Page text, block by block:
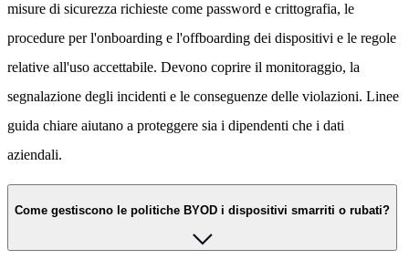
misure di sicurezza richieste come password e crittografia, le
procedure per l'onboarding e l'offboarding dei dispositivi e le regole
relative all'uso accettabile. Devono coprire il monitoraggio, la
segnalazione degli incidenti e le conseguenze delle violazioni. Linee
guida chiare aiutano a proteggere sia i dipendenti che i dati
aziendali.
Come gestiscono le politiche BYOD i dispositivi smarriti o rubati?